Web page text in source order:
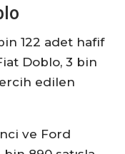
122 adet hafif
Doblo, 3 bin
edilen
ve Ford